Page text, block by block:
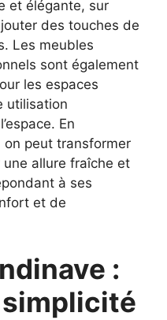
et élégante, sur
des touches de
Les meubles
sont également
les espaces
utilisation
En
on peut transformer
allure fraîche et
à ses
et de
: